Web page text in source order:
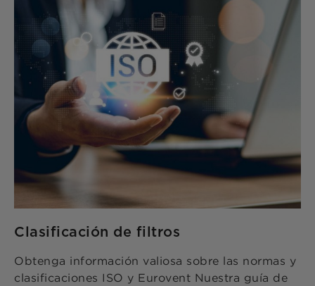
Clasificación de filtros
Obtenga información valiosa sobre las normas y
clasificaciones ISO y Eurovent Nuestra guía de